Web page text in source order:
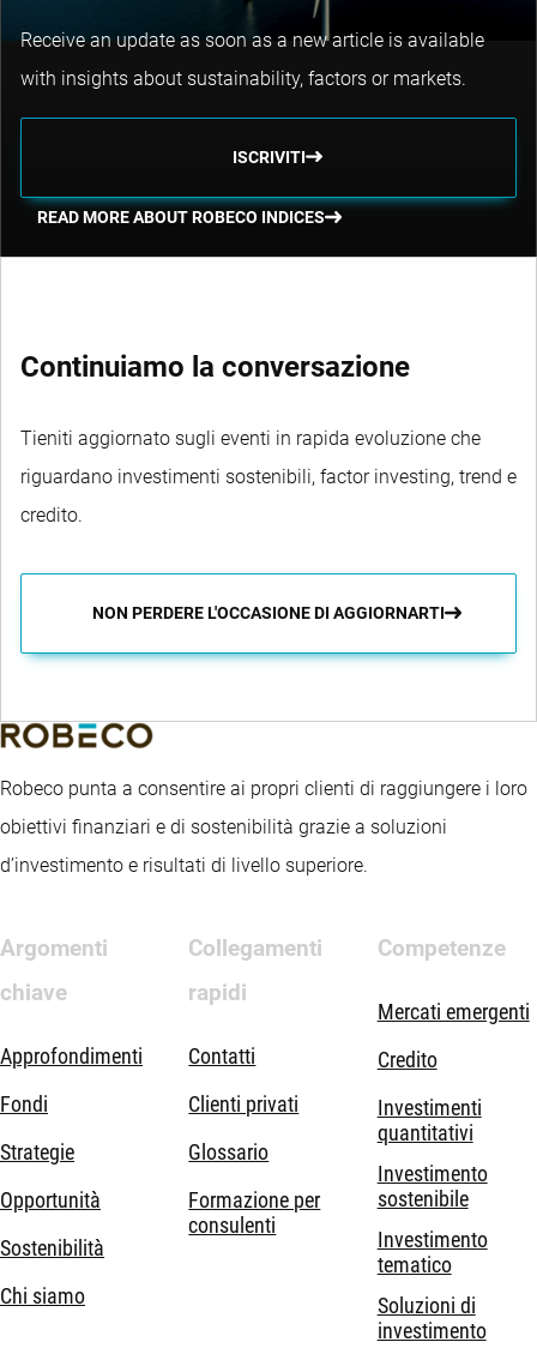
Receive an update as soon as a new article is available
with insights about sustainability, factors or markets.
ISCRIVITI
READ MORE ABOUT ROBECO INDICES
Continuiamo la conversazione
Tieniti aggiornato sugli eventi in rapida evoluzione che
riguardano investimenti sostenibili, factor investing, trend e
credito.
NON PERDERE L'OCCASIONE DI AGGIORNARTI
Robeco punta a consentire ai propri clienti di raggiungere i loro
obiettivi finanziari e di sostenibilità grazie a soluzioni
d’investimento e risultati di livello superiore.
Argomenti
chiave
Approfondimenti
Fondi
Strategie
Opportunità
Sostenibilità
Chi siamo
Collegamenti
rapidi
Contatti
Clienti privati
Glossario
Formazione per
consulenti
Competenze
Mercati emergenti
Credito
Investimenti
quantitativi
Investimento
sostenibile
Investimento
tematico
Soluzioni di
investimento